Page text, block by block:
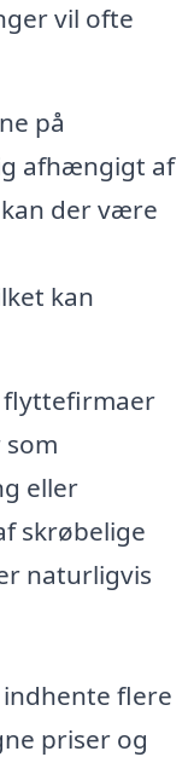
vil ofte
på
afhængigt af
der være
kan
flyttefirmaer
eller
skrøbelige
naturligvis
flere
priser og